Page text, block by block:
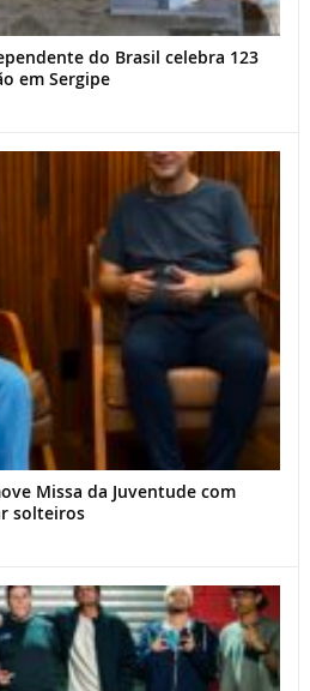
do Brasil celebra 123
em Sergipe
Missa da Juventude com
solteiros